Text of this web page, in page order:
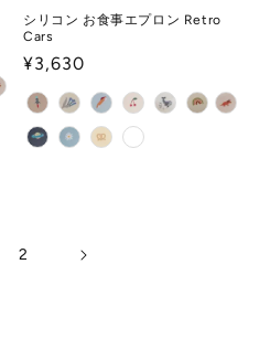
シリコン お食事エプロン Retro
Cars
通
常
価
格
¥3,630
2